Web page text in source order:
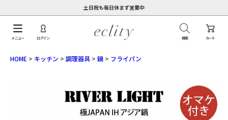
土日祝も毎日休まず営業中
カート
メニュー ログイン 検索
HOME キッチン 調理器具 鍋 フライパン